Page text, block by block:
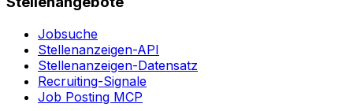
Jobsuche
Stellenanzeigen-API
Stellenanzeigen-Datensatz
Recruiting-Signale
Job Posting MCP